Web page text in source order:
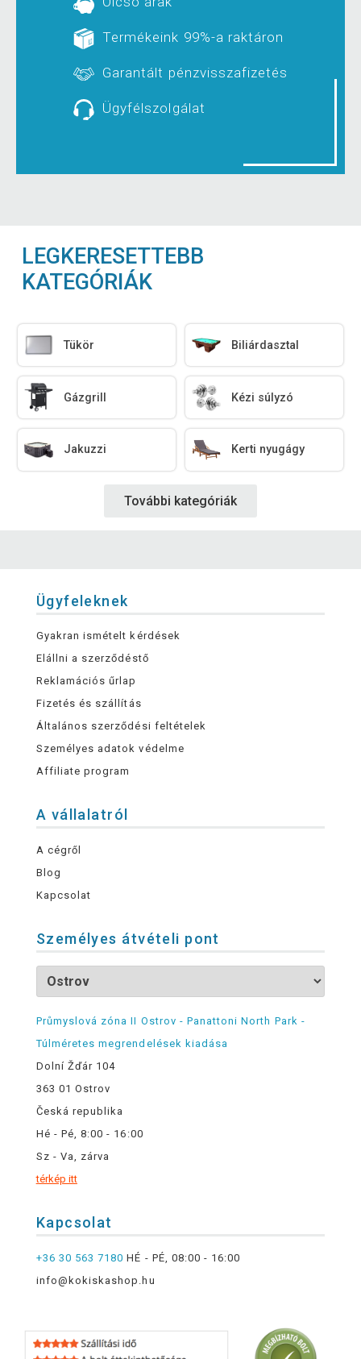
Termékeink 99%-a raktáron
Garantált pénzvisszafizetés
Ügyfélszolgálat
LEGKERESETTEBB
KATEGÓRIÁK
Tükör Biliárdasztal
Gázgrill Kézi súlyzó
Jakuzzi Kerti nyugágy
További kategóriák
Ügyfeleknek
Gyakran ismételt kérdések
Elállni a szerződéstő
Reklamációs űrlap
Fizetés és szállítás
Általános szerződési feltételek
Személyes adatok védelme
Affiliate program
A vállalatról
A cégről
Blog
Kapcsolat
Személyes átvételi pont
Průmyslová zóna II Ostrov - Panattoni North Park -
Túlméretes megrendelések kiadása
Dolní Žďár 104
363 01 Ostrov
Česká republika
Hé - Pé, 8:00 - 16:00
Sz - Va, zárva
térkép itt
Kapcsolat
+36 30 563 7180 HÉ - PÉ, 08:00 - 16:00
info@kokiskashop.hu